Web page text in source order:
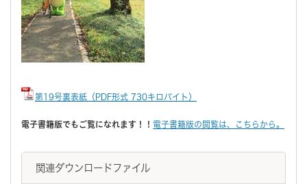
第19号裏表紙（PDF形式 730キロバイト）
電子書籍版でもご覧になれます！！ 電子書籍版の閲覧は、こちらから。
関連ダウンロードファイル